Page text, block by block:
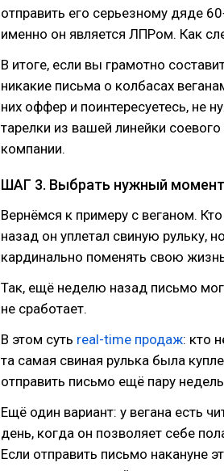
отправить его серьезному дяде
именно он является ЛПРом. Как
В итоге, если вы грамотно
никакие письма о колбасах
них оффер и поинтересуетесь,
тарелки из вашей линейки
компании.
ШАГ 3. Выбрать нужный момент
Вернёмся к примеру c веганом.
назад он уплетал свиную рульку,
кардинально поменять свою
Так, ещё неделю назад письмо
не сработает.
В этом суть real-time продаж: кто
та самая свиная рулька была
отправить письмо ещё пару
Ещё один вариант: у вегана есть
день, когда он позволяет себе
Если отправить письмо накануне